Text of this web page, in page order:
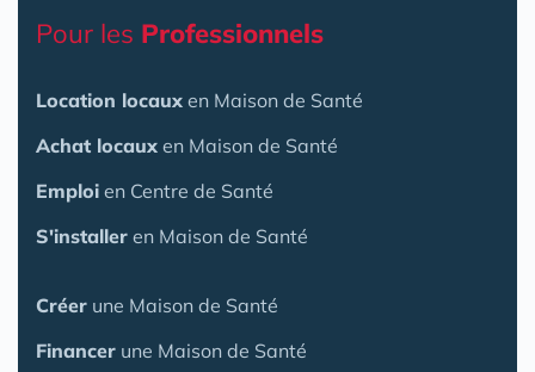
Pour les Professionnels
Location locaux en Maison de Santé
Achat locaux en Maison de Santé
Emploi en Centre de Santé
S'installer en Maison de Santé
Créer une Maison de Santé
Financer une Maison de Santé